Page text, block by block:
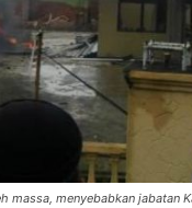
massa, menyebabkan jabatan